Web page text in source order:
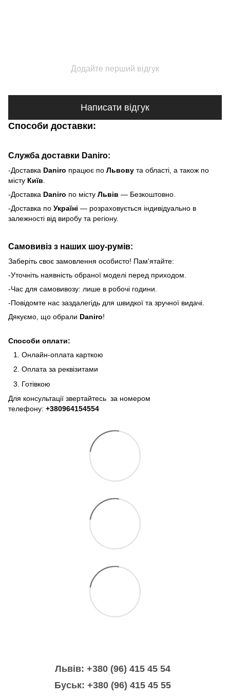
Додайте перший відгук
Написати відгук
Способи доставки:
Служба доставки Daniro:
-Доставка Daniro працює по Львову та області, а також по
місту Київ
-Доставка Daniro по місту Львів — Безкоштовно.
-Доставка по Україні — розраховується індивідуально в
залежності від виробу та регіону.
Самовивіз з наших шоу-румів:
Заберіть своє замовлення особисто! Пам'ятайте:
-Уточніть наявність обраної моделі перед приходом.
-Час для самовивозу: лише в робочі години.
-Повідомте нас заздалегідь для швидкої та зручної видачі.
Дякуємо, що обрали Daniro!
Способи оплати:
Онлайн-оплата карткою
Оплата за реквізитами
Готівкою
Для консультації звертайтесь за номером
телефону: +380964154554
Львів: +380 (96) 415 45 54
Буськ: +380 (96) 415 45 55